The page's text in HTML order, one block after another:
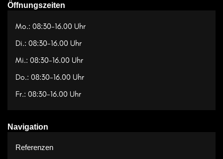
Öffnungszeiten
Mo.: 08:30-16.00 Uhr
Di.: 08:30-16.00 Uhr
Mi.: 08:30-16.00 Uhr
Do.: 08:30-16.00 Uhr
Fr.: 08:30-16.00 Uhr
Navigation
Referenzen